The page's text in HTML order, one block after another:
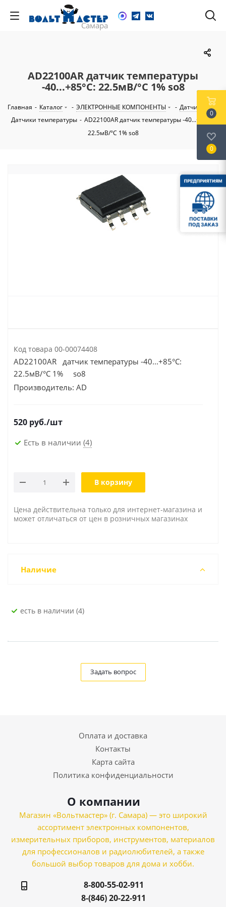
AD22100AR датчик температуры
-40...+85°С: 22.5мВ/°С 1% so8
Главная - Каталог - ЭЛЕКТРОННЫЕ КОМПОНЕНТЫ - Датчики
-
Датчики температуры - AD22100AR датчик температуры -40...+85°С:
22.5мВ/°С 1% so8
Код товара 00-00074408
AD22100AR датчик температуры -40...+85°С:
22.5мВ/°С 1% so8
Производитель: AD
520 руб./шт
Есть в наличии (4)
В корзину
Цена действительна только для интернет-магазина и
может отличаться от цен в розничных магазинах
Наличие
Есть в наличии (4)
Задать вопрос
Оплата и доставка
Контакты
Карта сайта
Политика конфиденциальности
О компании
Магазин «Вольтмастер» (г. Самара) — это широкий
ассортимент электронных компонентов,
измерительных приборов, инструментов, материалов
для профессионалов и радиолюбителей, а также
большой выбор товаров для дома и хобби.
8-800-55-02-911
8-(846) 20-22-911
0
0